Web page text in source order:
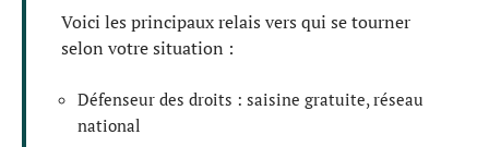
Voici les principaux relais vers qui se tourner
selon votre situation :
Défenseur des droits : saisine gratuite, réseau
national